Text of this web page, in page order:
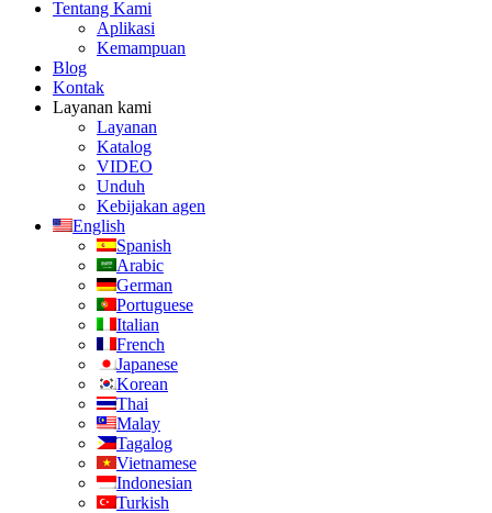
Tentang Kami
Aplikasi
Kemampuan
Blog
Kontak
Layanan kami
Layanan
Katalog
VIDEO
Unduh
Kebijakan agen
English
Spanish
Arabic
German
Portuguese
Italian
French
Japanese
Korean
Thai
Malay
Tagalog
Vietnamese
Indonesian
Turkish